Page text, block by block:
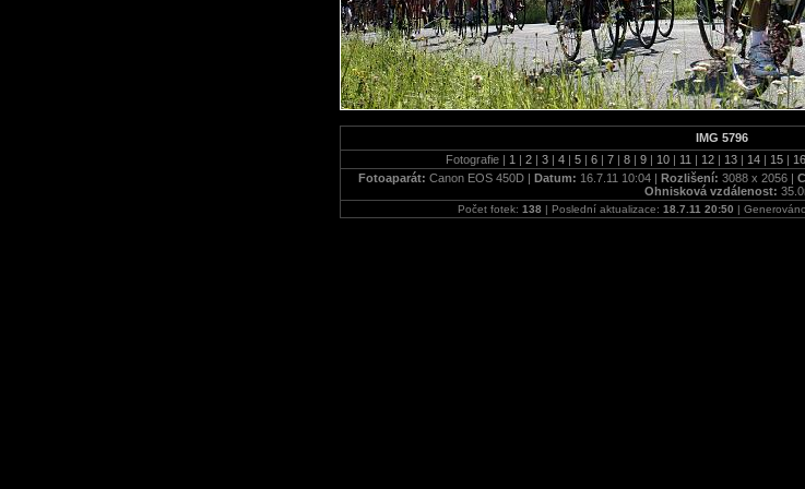
IMG 5796
Fotografie | 1 | 2 | 3 | 4 | 5 | 6 | 7 | 8 | 9 | 10 | 11 | 12 | 13 | 14 | 15 | 16
Fotoaparát: Canon EOS 450D | Datum: 16.7.11 10:04 | Rozlišení: 3088 x 2056 |
Ohnisková vzdálenost:
Počet fotek: 138 | Poslední aktualizace: 18.7.11 20:50 |